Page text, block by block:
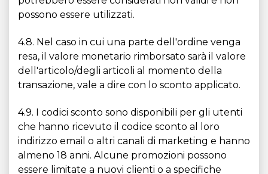
possono essere utilizzati.
4.8. Nel caso in cui una parte dell'ordine venga
resa, il valore monetario rimborsato sarà il valore
dell'articolo/degli articoli al momento della
transazione, vale a dire con lo sconto applicato.
4.9. I codici sconto sono disponibili per gli utenti
che hanno ricevuto il codice sconto al loro
indirizzo email o altri canali di marketing e hanno
almeno 18 anni. Alcune promozioni possono
essere limitate a nuovi clienti o a specifiche